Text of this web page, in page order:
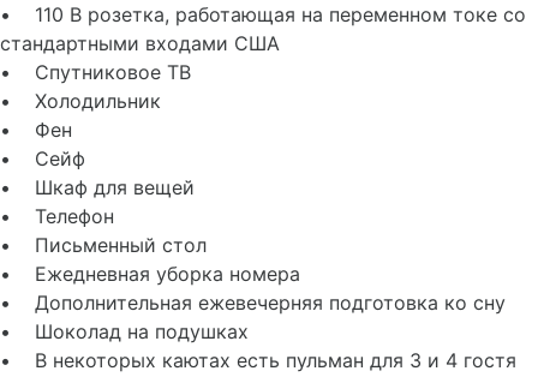
• 110 В розетка, работающая на переменном токе со
стандартными входами США
• Спутниковое ТВ
• Холодильник
• Фен
• Сейф
• Шкаф для вещей
• Телефон
• Письменный стол
• Ежедневная уборка номера
• Дополнительная ежевечерняя подготовка ко сну
• Шоколад на подушках
• В некоторых каютах есть пульман для 3 и 4 гостя